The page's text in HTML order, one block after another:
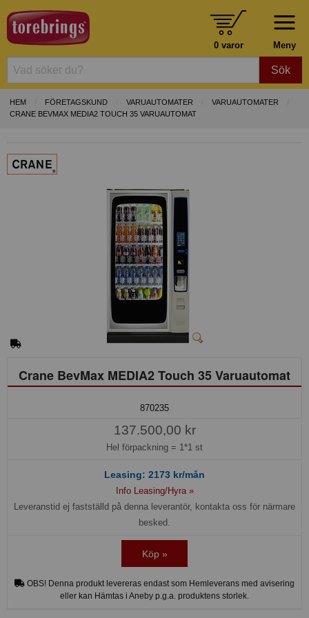
Meny
0 varor
Sök
HEM FÖRETAGSKUND VARUAUTOMATER
VARUAUTOMATER
CRANE BEVMAX MEDIA2 TOUCH 35 VARUAUTOMAT
Crane BevMax MEDIA2 Touch 35 Varuautomat
870235
137.500,00 kr
Hel förpackning = 1*1 st
Leasing: 2173 kr/mån
Info Leasing/Hyra »
Leveranstid ej fastställd på denna leverantör, kontakta oss för närmare
besked.
Köp »
OBS! Denna produkt levereras endast som Hemleverans med avisering
eller kan Hämtas i Aneby p.g.a. produktens storlek.